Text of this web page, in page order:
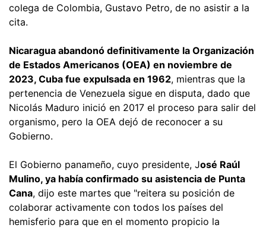
colega de Colombia, Gustavo Petro, de no asistir a la
cita.
Nicaragua abandonó definitivamente la Organización
de Estados Americanos (OEA) en noviembre de
2023, Cuba fue expulsada en 1962, mientras que la
pertenencia de Venezuela sigue en disputa, dado que
Nicolás Maduro inició en 2017 el proceso para salir del
organismo, pero la OEA dejó de reconocer a su
Gobierno.
El Gobierno panameño, cuyo presidente, José Raúl
Mulino, ya había confirmado su asistencia de Punta
Cana, dijo este martes que "reitera su posición de
colaborar activamente con todos los países del
hemisferio para que en el momento propicio la